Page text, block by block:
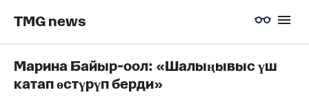
TMG news
Марина Байыр-оол: «Шалыңывыс үш
катап өстүрүп берди»